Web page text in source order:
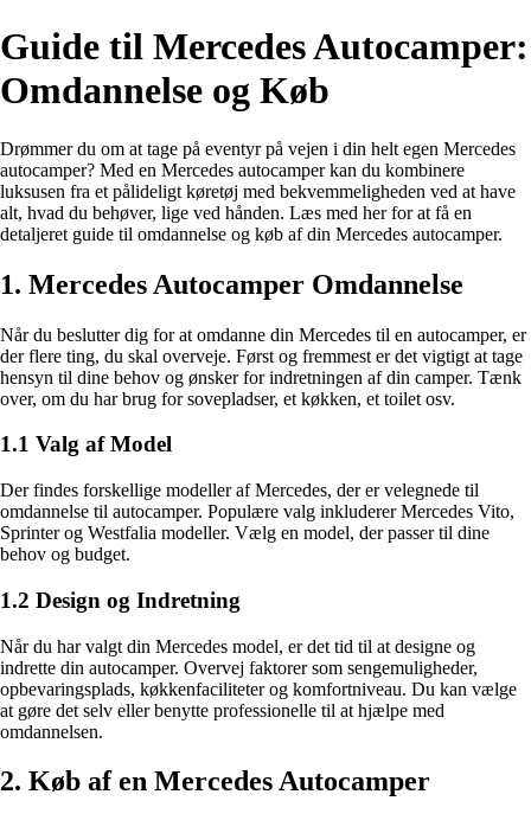
Guide til Mercedes Autocamper:
Omdannelse og Køb
Drømmer du om at tage på eventyr på vejen i din helt egen Mercedes
autocamper? Med en Mercedes autocamper kan du kombinere
luksusen fra et pålideligt køretøj med bekvemmeligheden ved at have
alt, hvad du behøver, lige ved hånden. Læs med her for at få en
detaljeret guide til omdannelse og køb af din Mercedes autocamper.
1. Mercedes Autocamper Omdannelse
Når du beslutter dig for at omdanne din Mercedes til en autocamper, er
der flere ting, du skal overveje. Først og fremmest er det vigtigt at tage
hensyn til dine behov og ønsker for indretningen af din camper. Tænk
over, om du har brug for sovepladser, et køkken, et toilet osv.
1.1 Valg af Model
Der findes forskellige modeller af Mercedes, der er velegnede til
omdannelse til autocamper. Populære valg inkluderer Mercedes Vito,
Sprinter og Westfalia modeller. Vælg en model, der passer til dine
behov og budget.
1.2 Design og Indretning
Når du har valgt din Mercedes model, er det tid til at designe og
indrette din autocamper. Overvej faktorer som sengemuligheder,
opbevaringsplads, køkkenfaciliteter og komfortniveau. Du kan vælge
at gøre det selv eller benytte professionelle til at hjælpe med
omdannelsen.
2. Køb af en Mercedes Autocamper